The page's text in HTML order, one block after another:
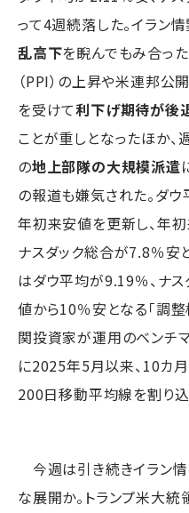
って4週続落した。イラン
乱高下を睨んでもみ合っ
（PPI）の上昇や米連邦公
を受けて利下げ期待が後
ことが重しとなったほか
の地上部隊の大規模派遣
の報道も嫌気された。ダ
年初来安値を更新し、年
ナスダック総合が7.8％安
はダウ平均が9.19％、ナ
値から10％安となる「調
関投資家が運用のベンチ
に2025年5月以来、10カ月
200日移動平均線を割り込
今週は引き続きイラン
な展開か。トランプ米大